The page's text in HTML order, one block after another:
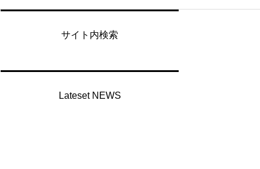
サイト内検索
Lateset NEWS